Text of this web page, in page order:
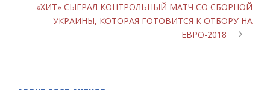
«ХИТ» СЫГРАЛ КОНТРОЛЬНЫЙ МАТЧ СО СБОРНОЙ
УКРАИНЫ, КОТОРАЯ ГОТОВИТСЯ К ОТБОРУ НА
ЕВРО-2018